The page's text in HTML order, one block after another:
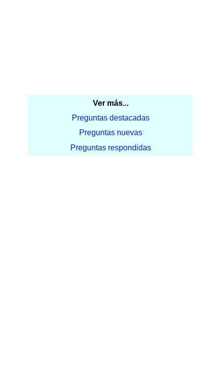
Ver más...
Preguntas destacadas
Preguntas nuevas
Preguntas respondidas